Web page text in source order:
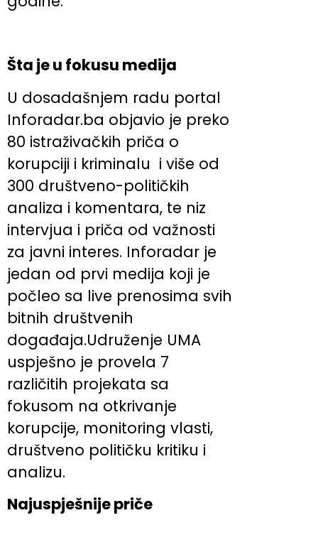
Šta je u fokusu medija
U dosadašnjem radu portal
Inforadar.ba objavio je preko
80 istraživačkih priča o
korupciji i kriminalu i više od
300 društveno-političkih
analiza i komentara, te niz
intervjua i priča od važnosti
za javni interes. Inforadar je
jedan od prvi medija koji je
počleo sa live prenosima svih
bitnih društvenih
događaja.Udruženje UMA
uspješno je provela 7
različitih projekata sa
fokusom na otkrivanje
korupcije, monitoring vlasti,
društveno političku kritiku i
analizu.
Najuspješnije priče